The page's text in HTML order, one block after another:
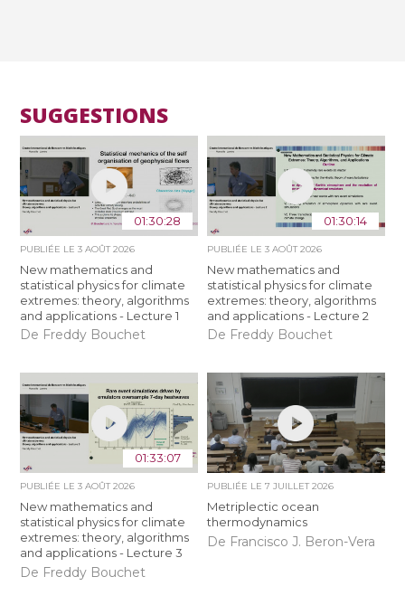
SUGGESTIONS
01:30:28
PUBLIÉE LE3 AOÛT 2026
New mathematics and
statistical physics for climate
extremes: theory, algorithms
and applications - Lecture 1
De Freddy Bouchet
01:30:14
PUBLIÉE LE 3 AOÛT 2026
New mathematics and
statistical physics for climate
extremes: theory, algorithms
and applications - Lecture 2
De Freddy Bouchet
01:33:07
PUBLIÉE LE3 AOÛT 2026
New mathematics and
statistical physics for climate
extremes: theory, algorithms
and applications - Lecture 3
De Freddy Bouchet
PUBLIÉE LE 7 JUILLET 2026
Metriplectic ocean
thermodynamics
De Francisco J. Beron-Vera